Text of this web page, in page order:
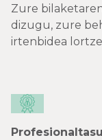
Zure
dizugu, zure
irtenbidea